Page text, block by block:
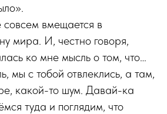
совсем вмещается в
мира. И, честно говоря,
ко мне мысль о том, что…
мы с тобой отвлеклись, а там,
какой-то шум. Давай-ка
туда и поглядим, что